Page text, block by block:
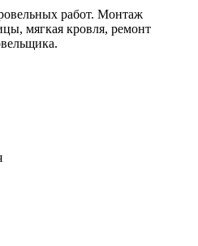
работ. Монтаж
мягкая кровля, ремонт